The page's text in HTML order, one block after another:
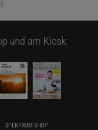
und am Kiosk:
SPEKTRUM SHOP